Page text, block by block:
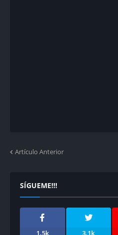
Artículo Anterior
SÍGUEME!!!
1.5k 3.1k